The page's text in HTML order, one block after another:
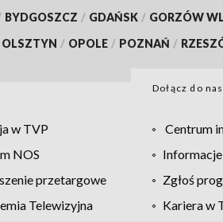
BYDGOSZCZ / GDAŃSK / GORZÓW
OLSZTYN / OPOLE / POZNAŃ /
Dołącz do
w TVP Centrum
NOS
przetargowe Zgłoś
Telewizyjna Kariera w